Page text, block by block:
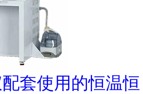
套使用的恒温恒